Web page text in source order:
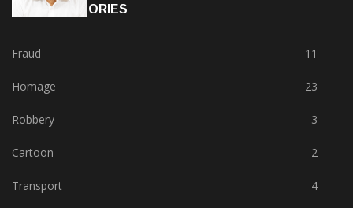
HOT CATEGORIES
Fraud 11
Homage 23
Robbery 3
Cartoon 2
Transport 4